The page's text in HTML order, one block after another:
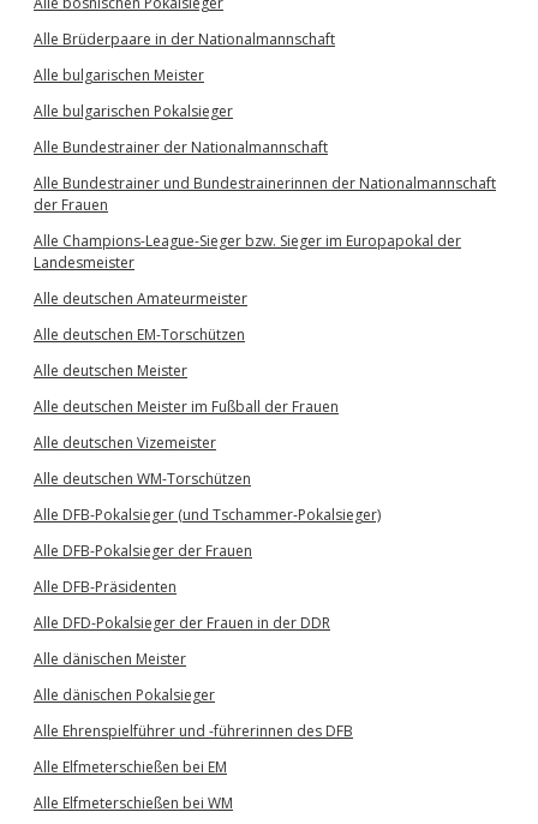
Alle Brüderpaare in der Nationalmannschaft
Alle bulgarischen Meister
Alle bulgarischen Pokalsieger
Alle Bundestrainer der Nationalmannschaft
Alle Bundestrainer und Bundestrainerinnen der Nationalmannschaft
der Frauen
Alle Champions-League-Sieger bzw. Sieger im Europapokal der
Landesmeister
Alle deutschen Amateurmeister
Alle deutschen EM-Torschützen
Alle deutschen Meister
Alle deutschen Meister im Fußball der Frauen
Alle deutschen Vizemeister
Alle deutschen WM-Torschützen
Alle DFB-Pokalsieger (und Tschammer-Pokalsieger)
Alle DFB-Pokalsieger der Frauen
Alle DFB-Präsidenten
Alle DFD-Pokalsieger der Frauen in der DDR
Alle dänischen Meister
Alle dänischen Pokalsieger
Alle Ehrenspielführer und -führerinnen des DFB
Alle Elfmeterschießen bei EM
Alle Elfmeterschießen bei WM